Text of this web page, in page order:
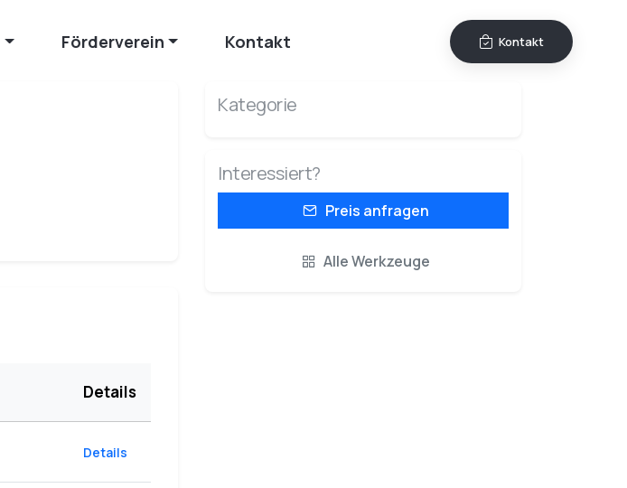
Förderverein Kontakt Kontakt
Details
Details
Kategorie
Interessiert?
Preis anfragen
Alle Werkzeuge